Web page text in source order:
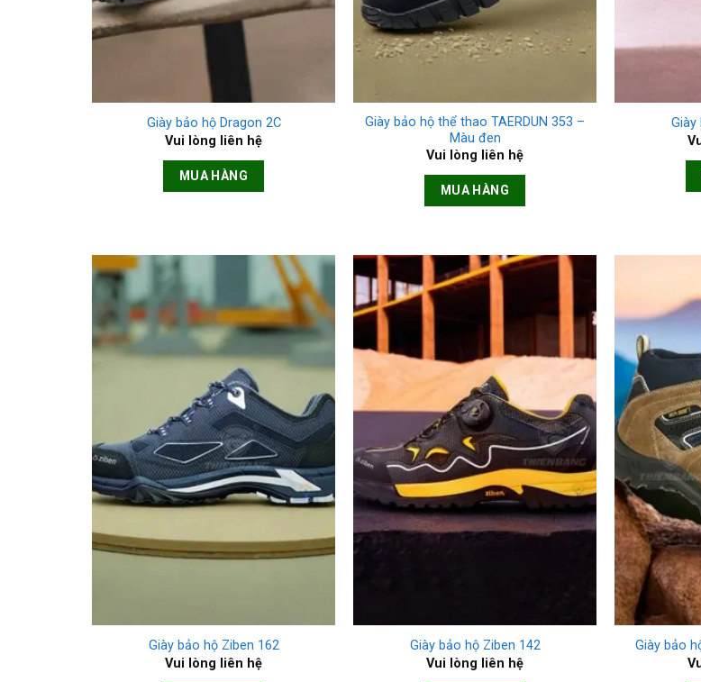
Giày bảo hộ Dragon 2C
Vui lòng liên hệ
MUA HÀNG
Giày bảo hộ thể thao TAERDUN 353 –
Màu đen
Vui lòng liên hệ
MUA HÀNG
Giày
Giày bảo hộ Ziben 162
Vui lòng liên hệ
Giày bảo hộ Ziben 142
Vui lòng liên hệ
+
Giày bảo